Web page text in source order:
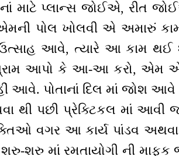
માટે પ્લાન્સ જોઈએ, રીત
પોલ ખોલવી એ અમારું
આવે, ત્યારે આ કામ થઈ
આપો કે આ-આ કરો, એમ એ
આવે. પોતાનાં દિલ માં જોશ
થી પછી પ્રેક્ટિકલ માં આવી
વગર આ કાર્ય પાંડવ અથવા
શરુ માં રમતાયોગી ની